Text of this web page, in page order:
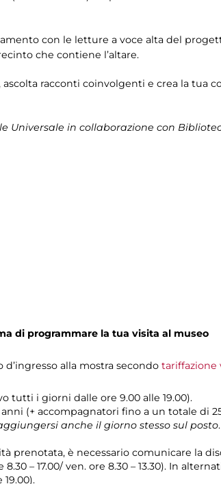
con le letture a voce alta del
che contiene l’altare.
racconti coinvolgenti e crea la tua
Universale in collaborazione con
di programmare la tua visita al museo
alla mostra secondo tariffazione
tutti i giorni dalle ore 9.00 alle 19.00).
anni (+ accompagnatori fino a un totale di
anche il giorno stesso sul posto.
prenotata, è necessario comunicare la
8.30 – 17.00/ ven. ore 8.30 – 13.30). In